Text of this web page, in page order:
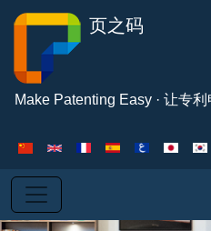
页之码
Make Patenting Easy · 让专